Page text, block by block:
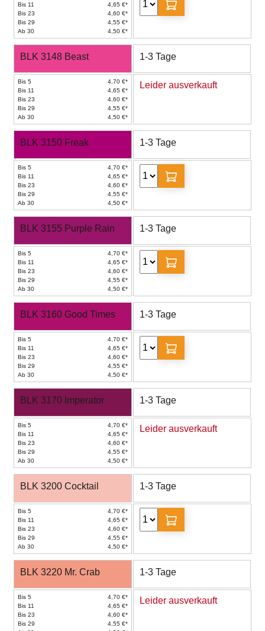
Bis 11
4,65 €*
Bis 23
4,60 €*
Bis 29
4,55 €*
Ab 30
4,50 €*
BLK 3148 Beast 1-3 Tage
Bis 5
4,70 €*
Bis 11
4,65 €*
Bis 23
4,60 €*
Bis 29
4,55 €*
Ab 30
4,50 €*
Leider ausverkauft
BLK 3150 Freak 1-3 Tage
Bis 5
4,70 €*
Bis 11
4,65 €*
Bis 23
4,60 €*
Bis 29
4,55 €*
Ab 30
4,50 €*
BLK 3155 Purple Rain 1-3 Tage
Bis 5
4,70 €*
Bis 11
4,65 €*
Bis 23
4,60 €*
Bis 29
4,55 €*
Ab 30
4,50 €*
BLK 3160 Good Times 1-3 Tage
Bis 5
4,70 €*
Bis 11
4,65 €*
Bis 23
4,60 €*
Bis 29
4,55 €*
Ab 30
4,50 €*
BLK 3170 Imperator 1-3 Tage
Bis 5
4,70 €*
Bis 11
4,65 €*
Bis 23
4,60 €*
Bis 29
4,55 €*
Ab 30
4,50 €*
Leider ausverkauft
BLK 3200 Cocktail 1-3 Tage
Bis 5
4,70 €*
Bis 11
4,65 €*
Bis 23
4,60 €*
Bis 29
4,55 €*
Ab 30
4,50 €*
BLK 3220 Mr. Crab 1-3 Tage
Bis 5
4,70 €*
Bis 11
4,65 €*
Bis 23
4,60 €*
Bis 29
4,55 €*
Leider ausverkauft